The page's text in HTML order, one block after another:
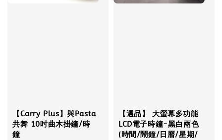
【Carry Plus】與Pasta
共舞 10吋曲木掛鐘/時
鐘
【選品】 大螢幕多功能
LCD電子時鐘-黑白兩色
(時間/鬧鐘/日曆/星期/